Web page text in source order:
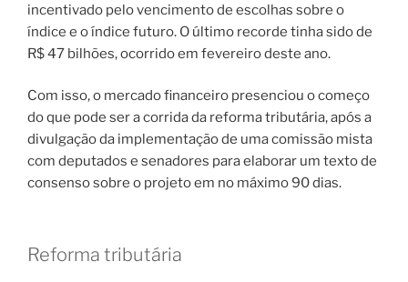
incentivado pelo vencimento de escolhas sobre o
índice e o índice futuro. O último recorde tinha sido de
R$ 47 bilhões, ocorrido em fevereiro deste ano.
Com isso, o mercado financeiro presenciou o começo
do que pode ser a corrida da reforma tributária, após a
divulgação da implementação de uma comissão mista
com deputados e senadores para elaborar um texto de
consenso sobre o projeto em no máximo 90 dias.
Reforma tributária